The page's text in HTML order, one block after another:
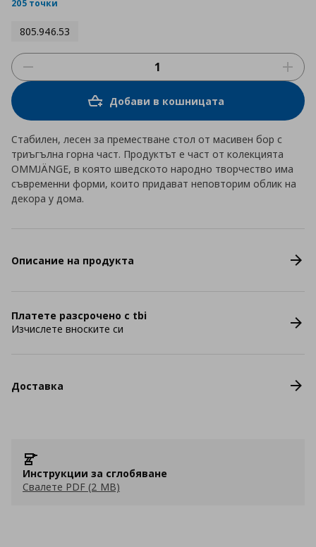
205 точки
805.946.53
Добави в кошницата
Стабилен, лесен за преместване стол от масивен бор с
триъгълна горна част. Продуктът е част от колекцията
OMMJÄNGE, в която шведското народно творчество има
съвременни форми, които придават неповторим облик на
декора у дома.
Описание на продукта
Платете разсрочено с tbi
Изчислете вноските си
Доставка
Инструкции за сглобяване
Свалете PDF (2 MB)